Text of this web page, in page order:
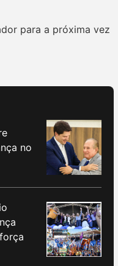
para a próxima vez
no